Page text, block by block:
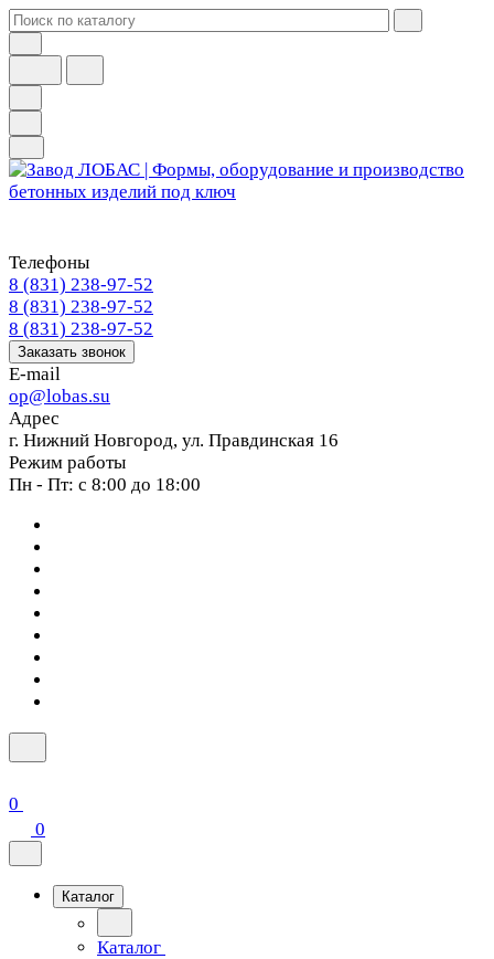
Телефоны
8 (831) 238-97-52
8 (831) 238-97-52
8 (831) 238-97-52
Заказать звонок
E-mail
op@lobas.su
Адрес
г. Нижний Новгород, ул. Правдинская 16
Режим работы
Пн - Пт: с 8:00 до 18:00
0
0
Каталог
Каталог